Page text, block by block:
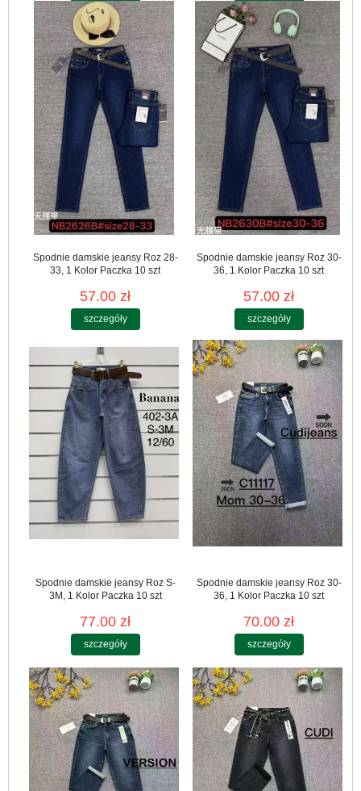
Spodnie damskie jeansy Roz 28-
33, 1 Kolor Paczka 10 szt
57.00 zł
szczegóły
Spodnie damskie jeansy Roz 30-
36, 1 Kolor Paczka 10 szt
57.00 zł
szczegóły
Spodnie damskie jeansy Roz S-
3M, 1 Kolor Paczka 10 szt
77.00 zł
szczegóły
Spodnie damskie jeansy Roz 30-
36, 1 Kolor Paczka 10 szt
70.00 zł
szczegóły